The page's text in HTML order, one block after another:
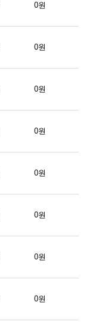
0원
0원
0원
0원
0원
0원
0원
0원